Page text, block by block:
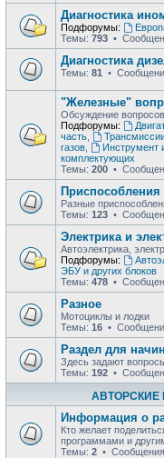
Диагностика
Подфорумы:
Темы: 793 •
Диагностика
Темы: 81 •
"Железные"
Обсуждение
Подфорумы:
часть
газов
Инструмент
комплектующих
Темы: 200 •
Приспособления
Разные
Темы: 123 •
Электрика и
Автоэлектрика,
Подфорумы:
ЭБУ и других блоков
Темы: 478 •
Разное
Мотоциклы и лодки
Темы: 16 •
Раздел для
Здесь задают
Темы: 192 •
АВТОРСКИЕ
Информация о
Кто желает
программами и
Темы: 2 •